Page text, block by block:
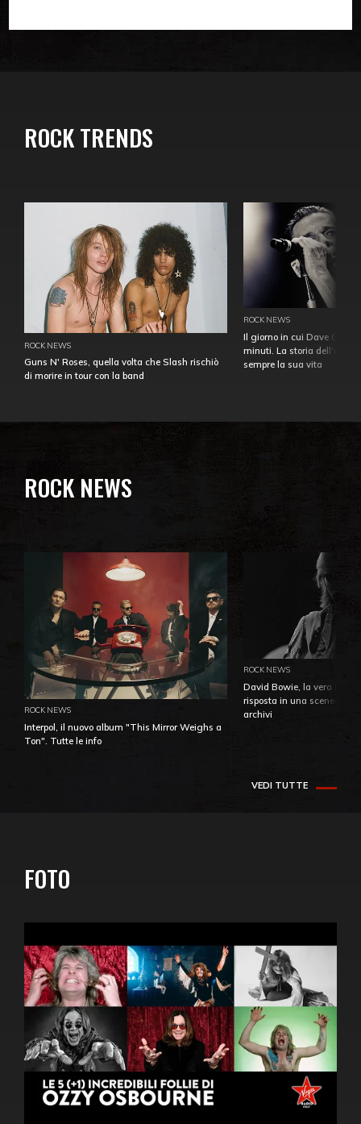
ROCK TRENDS
ROCK NEWS
Guns N' Roses, quella volta che Slash rischiò
di morire in tour con la band
ROCK NEWS
Il giorno in cui Dave
minuti. La storia
sempre la sua vita
ROCK NEWS
ROCK NEWS
Interpol, il nuovo album "This Mirror Weighs a
Ton". Tutte le info
ROCK NEWS
David Bowie, la vera
risposta in una
archivi
VEDI TUTTE
FOTO